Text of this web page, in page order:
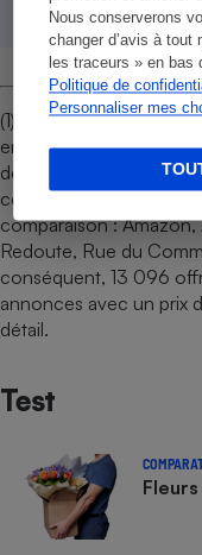
Nous conserverons
changer d’avis à tout
les traceurs » en bas
Politique de
Personnaliser mes
(1) L’association a
en ligne présents sur le
de la Fevad et de
constatées sur les sites
comparaison :
Redoute, Rue du
conséquent, 13 096
annonces avec un prix
détail.
Test